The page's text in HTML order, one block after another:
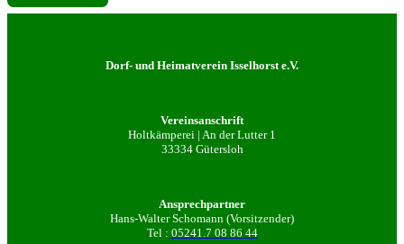
Dorf- und Heimatverein Isselhorst e.V.
Vereinsanschrift
Holtkämperei | An der Lutter 1
33334 Gütersloh
Ansprechpartner
Hans-Walter Schomann (Vorsitzender)
Tel : 05241.7 08 86 44